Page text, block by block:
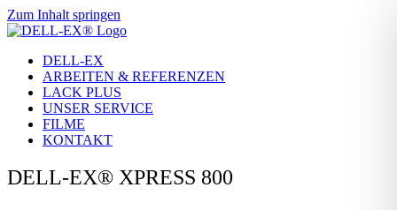
Zum Inhalt springen
DELL-EX
ARBEITEN & REFERENZEN
LACK PLUS
UNSER SERVICE
FILME
KONTAKT
DELL-EX® XPRESS 800